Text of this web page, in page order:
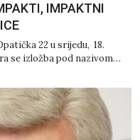
IMPAKTNI
22 u srijedu, 18.
se izložba pod nazivom…